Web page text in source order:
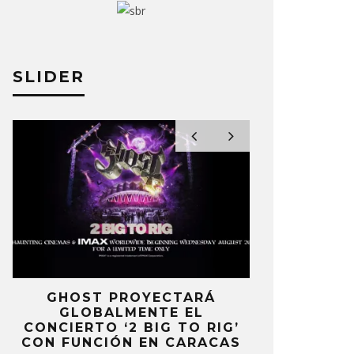
SLIDER
GHOST PROYECTARÁ
GLOBALMENTE EL
CONCIERTO ‘2 BIG TO RIG’
CON FUNCIÓN EN CARACAS